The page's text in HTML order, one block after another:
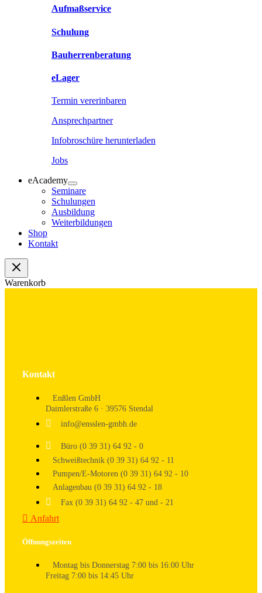
Aufmaßservice
Schulung
Bauherrenberatung
eLager
Termin vererinbaren
Ansprechpartner
Infobroschüre herunterladen
Jobs
eAcademy
Seminare
Schulungen
Ausbildung
Weiterbildungen
Shop
Kontakt
Warenkorb
Kontakt
Enßlen GmbH
Daimlerstraße 6 · 39576 Stendal
info@ensslen-gmbh.de
Büro (0 39 31) 64 92 - 0
Schweißtechnik (0 39 31) 64 92 - 11
Pumpen/E-Motoren (0 39 31) 64 92 - 10
Anlagenbau (0 39 31) 64 92 - 18
Fax (0 39 31) 64 92 - 47 und - 21
Anfahrt
Öffnungszeiten
Montag bis Donnerstag 7:00 bis 16:00 Uhr
Freitag 7:00 bis 14:45 Uhr